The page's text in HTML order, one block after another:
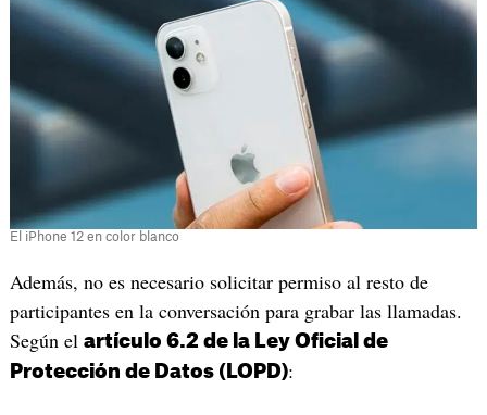
El iPhone 12 en color blanco
Además, no es necesario solicitar permiso al resto de
participantes en la conversación para grabar las llamadas.
Según el artículo 6.2 de la Ley Oficial de
Protección de Datos (LOPD):